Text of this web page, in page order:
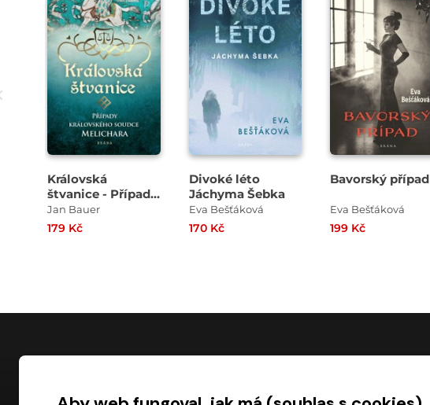
Královská
štvanice - Případy
královského
soudce Melichara
Jan Bauer
179 Kč
Divoké léto
Jáchyma Šebka
Eva Bešťáková
170 Kč
Bavorský případ
Eva Bešťáková
199 Kč